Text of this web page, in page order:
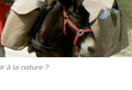
à la nature ?